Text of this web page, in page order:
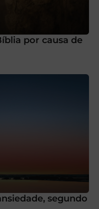
por causa de
segundo